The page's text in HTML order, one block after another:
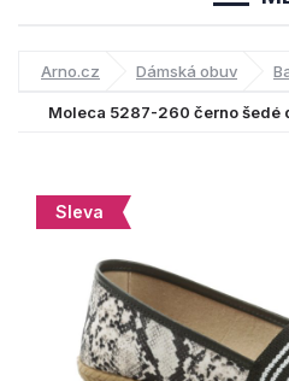
Arno.cz Dámská obuv
Moleca 5287-260 černo šedé
Sleva